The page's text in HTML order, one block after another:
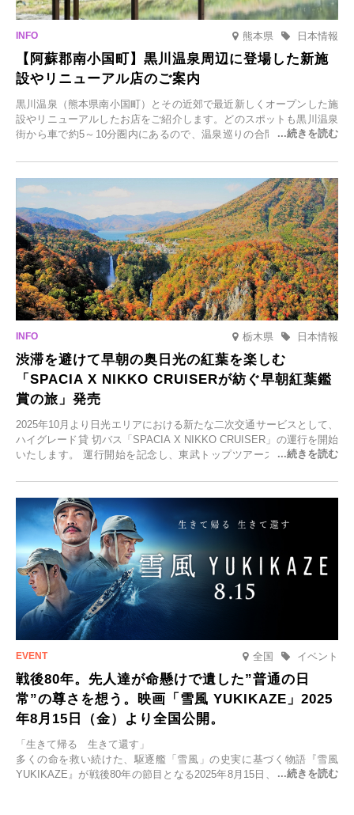
熊本県 日本情報
【阿蘇郡南小国町】黒川温泉周辺に登場した新施
設やリニューアル店のご案内
黒川温泉（熊本県南小国町）とその近郊で最近新しくオープンした施
設やリニューアルしたお店をご紹介します。どのスポットも黒川温泉
街から車で約5～10分圏内にあるので、温泉巡りの合間に気軽に立ち
元食材にこだわったレストランなど、多彩な魅力が満載です。黒川温
泉の新たな楽しみとしてチェックしてみてください。
栃木県 日本情報
渋滞を避けて早朝の奥日光の紅葉を楽しむ
「SPACIA X NIKKO CRUISERが紡ぐ早朝紅葉鑑
賞の旅」発売
2025年10月より日光エリアにおける新たな二次交通サービスとして、
ハイグレード貸 切バス「SPACIA X NIKKO CRUISER」の運行を開始
いたします。 運行開始を記念し、東武トップツアーズ株式会社では
2025年9月12日(金)より発売いたします。
全国 イベント
戦後80年。先人達が命懸けで遺した”普通の日
常”の尊さを想う。映画「雪風 YUKIKAZE」2025
年8月15日（金）より全国公開。
「生きて帰る 生きて還す」
多くの命を救い続けた、駆逐艦「雪風」の史実に基づく物語『雪風
YUKIKAZE』が戦後80年の節目となる2025年8月15日、全国公開され